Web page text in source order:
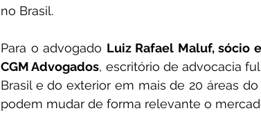
no Brasil.
Para o advogado Luiz Rafael Maluf, sócio
CGM Advogados, escritório de advocacia
Brasil e do exterior em mais de 20 áreas
podem mudar de forma relevante o